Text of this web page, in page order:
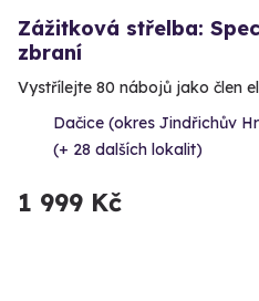
Zážitková střelba:
zbraní
Vystřílejte 80 nábojů jako člen
Dačice (okres Jindřichův
(+ 28 dalších lokalit)
1 999 Kč